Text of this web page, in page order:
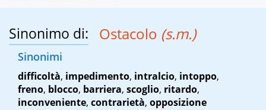
Sinonimo di: Ostacolo (s.m.)
Sinonimi
difficoltà, impedimento, intralcio, intoppo,
freno, blocco, barriera, scoglio, ritardo,
inconveniente, contrarietà, opposizione